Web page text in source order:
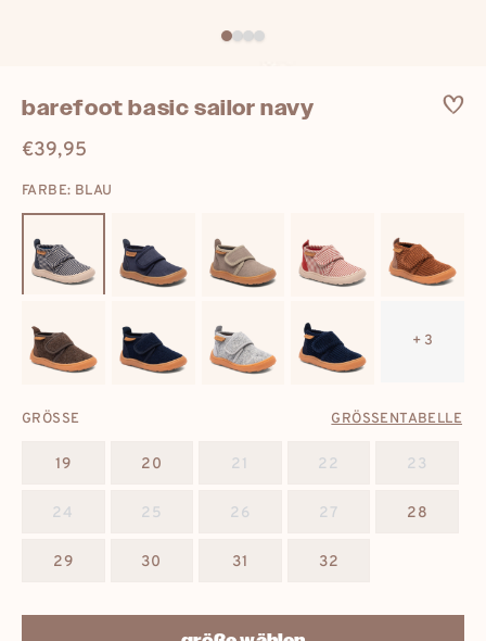
barefoot basic sailor navy
Regulärer
€39,95
FARBE: BLAU
+ 3
GRÖSSE GRÖSSENTABELLE
19 20 21 22 23
24 25 26 27 28
29 30 31 32